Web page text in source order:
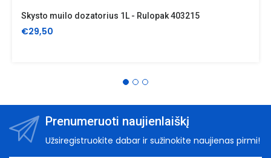
Skysto muilo dozatorius 1L - Rulopak 403215
€29,50
Prenumeruoti naujienlaiškį
Užsiregistruokite dabar ir sužinokite naujienas pirmi!